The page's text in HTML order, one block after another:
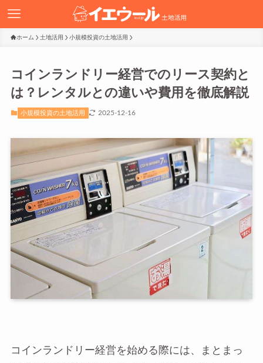
ホーム 土地活用 小規模投資の土地活用
コインランドリー経営でのリース契約と
は？レンタルとの違いや費用を徹底解説
小規模投資の土地活用 2025-12-16
コインランドリー経営を始める際には、まとまっ